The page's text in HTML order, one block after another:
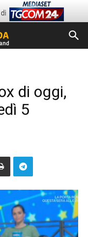
di oggi,
5